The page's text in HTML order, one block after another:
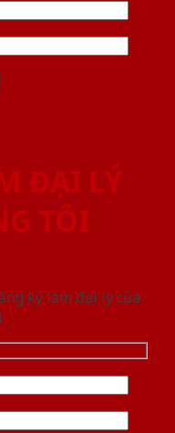
ĐẠI LÝ
TÔI
ký làm đại lý của